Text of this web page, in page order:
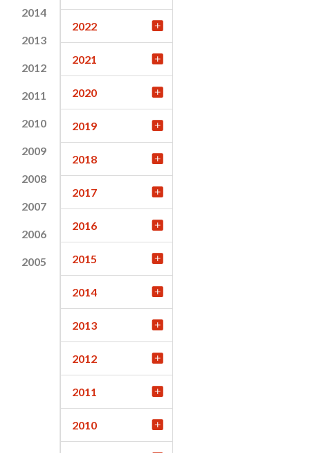
2014
2013
2012
2011
2010
2009
2008
2007
2006
2005
2022
2021
2020
2019
2018
2017
2016
2015
2014
2013
2012
2011
2010